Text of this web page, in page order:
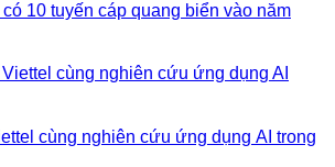
10 tuyến cáp quang biển vào năm
cùng nghiên cứu ứng dụng AI trong